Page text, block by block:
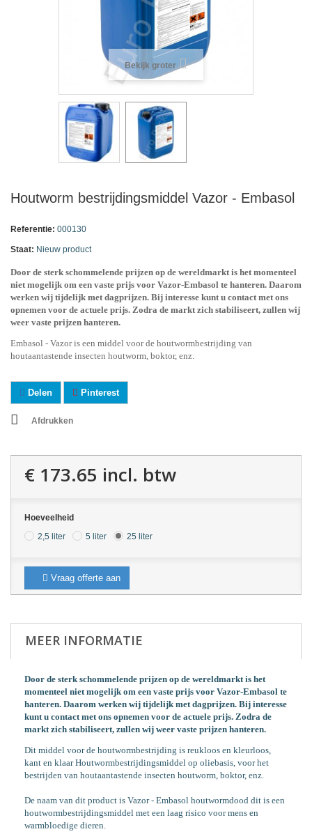
Bekijk groter
Houtworm bestrijdingsmiddel Vazor - Embasol
Referentie: 000130
Staat: Nieuw product
Door de sterk schommelende prijzen op de wereldmarkt is het momenteel
niet mogelijk om een vaste prijs voor Vazor-Embasol te hanteren. Daarom
werken wij tijdelijk met dagprijzen. Bij interesse kunt u contact met ons
opnemen voor de actuele prijs. Zodra de markt zich stabiliseert, zullen wij
weer vaste prijzen hanteren.
Embasol - Vazor is een middel voor de houtwormbestrijding van
houtaantastende insecten houtworm, boktor, enz.
Delen Pinterest
Afdrukken
€ 173.65 incl. btw
Hoeveelheid
2,5 liter
5 liter 25 liter
Vraag offerte aan
MEER INFORMATIE
Door de sterk schommelende prijzen op de wereldmarkt is het
momenteel niet mogelijk om een vaste prijs voor Vazor-Embasol te
hanteren. Daarom werken wij tijdelijk met dagprijzen. Bij interesse
kunt u contact met ons opnemen voor de actuele prijs. Zodra de
markt zich stabiliseert, zullen wij weer vaste prijzen hanteren.
Dit middel voor de houtwormbestrijding is reukloos en kleurloos,
kant en klaar Houtwormbestrijdingsmiddel op oliebasis, voor het
bestrijden van houtaantastende insecten houtworm, boktor, enz.
De naam van dit product is Vazor - Embasol houtwormdood dit is een
houtwormbestrijdingsmiddel met een laag risico voor mens en
warmbloedige dieren.